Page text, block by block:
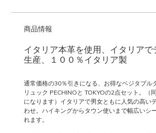
商品情報
イタリア本革を使用、イタリアで
生産、１００％イタリア製
通常価格の30％引きになる、お得なベジタブル
リュック PECHINOと TOKYOの2点セット。（
になります）イタリアで男女ともに人気の高い
わせ。ハイキングからタウン使いまで幅広いシ
れます。